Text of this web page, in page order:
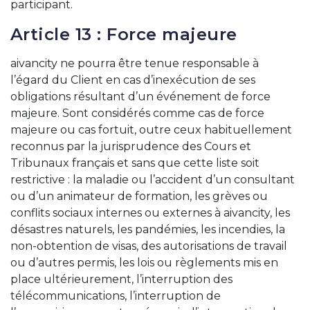
participant.
Article 13 : Force majeure
aivancity ne pourra être tenue responsable à
l’égard du Client en cas d’inexécution de ses
obligations résultant d’un événement de force
majeure. Sont considérés comme cas de force
majeure ou cas fortuit, outre ceux habituellement
reconnus par la jurisprudence des Cours et
Tribunaux français et sans que cette liste soit
restrictive : la maladie ou l’accident d’un consultant
ou d’un animateur de formation, les grèves ou
conflits sociaux internes ou externes à aivancity, les
désastres naturels, les pandémies, les incendies, la
non-obtention de visas, des autorisations de travail
ou d’autres permis, les lois ou règlements mis en
place ultérieurement, l’interruption des
télécommunications, l’interruption de